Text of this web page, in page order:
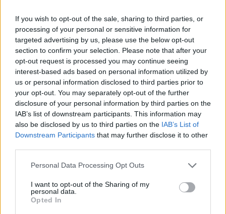
If you wish to opt-out of the sale, sharing to third parties, or
processing of your personal or sensitive information for
targeted advertising by us, please use the below opt-out
section to confirm your selection. Please note that after your
opt-out request is processed you may continue seeing
interest-based ads based on personal information utilized by
us or personal information disclosed to third parties prior to
your opt-out. You may separately opt-out of the further
disclosure of your personal information by third parties on the
IAB’s list of downstream participants. This information may
also be disclosed by us to third parties on the IAB’s List of
Downstream Participants that may further disclose it to other
Personal Data Processing Opt Outs
I want to opt-out of the Sharing of my
personal data.
Opted In
Azért vagyok itt, hogy elmondjam népünknek, Amerikában
élő barátainknak és a világnak, hogy ma, 2016 november
25-én, 22 óra 29 perckor meghalt a kubai forradalom
főparancsnoka, Fidel Castro Rúz - jelentette be remegő
hangon Raúl Castro a National állami tévében. Bátyja
halálának okáról nem mondott semmit. Annyit közölt még,
hogy fivére akaratának megfelelően helyi idő...
KEDVES OLVASÓNK!
regisztrációhoz kötött.
Az előfizetés a következőket tartalmazza:
Portfolio.hu teljes cikkarchívum